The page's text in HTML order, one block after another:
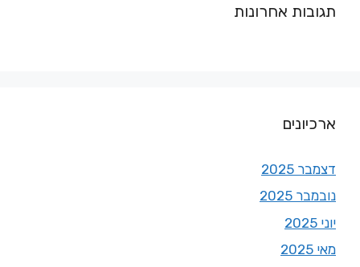
תגובות אחרונות
ארכיונים
דצמבר 2025
נובמבר 2025
יוני 2025
מאי 2025